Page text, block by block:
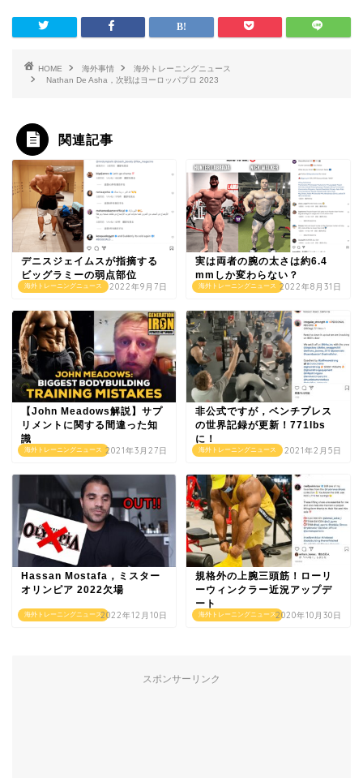
HOME 海外事情
海外トレーニングニュース
Nathan De Asha，次戦はヨーロッパプロ 2023
関連記事
海外トレーニングニュース
デニスジェイムスが指摘する
ビッグラミーの弱点部位
2022年9月7日 海外トレーニングニュース
実は両者の腕の太さは約6.4
mmしか変わらない？
2022年8月31日
海外トレーニングニュース
【John Meadows解説】サプ
リメントに関する間違った知
識
2021年3月27日 海外トレーニングニュース
非公式ですが，ベンチプレス
の世界記録が更新！771lbs
に！
2021年2月5日
海外トレーニングニュース
Hassan Mostafa，ミスター
オリンピア 2022欠場
2022年12月10日 海外トレーニングニュース
規格外の上腕三頭筋！ローリ
ーウィンクラー近況アップデ
ート
2020年10月30日
スポンサーリンク